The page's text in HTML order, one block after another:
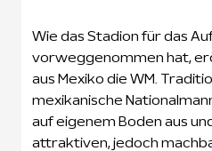
Wie das Stadion für das
vorweggenommen hat,
aus Mexiko die WM.
mexikanische
auf eigenem Boden aus
attraktiven, jedoch